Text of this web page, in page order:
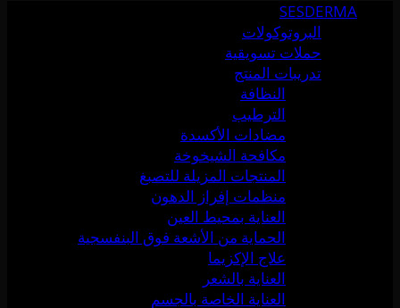
SESDERMA
البروتوكولات
حملات تسويقية
تدريبات المنتج
النظافة
الترطيب
مضادات الأكسدة
مكافحة الشيخوخة
المنتجات المزيلة للتصبغ
منظمات إفراز الدهون
العناية بمحيط العين
الحماية من الأشعة فوق البنفسجية
علاج الإكزيما
العناية بالشعر
العناية الخاصة بالجسم